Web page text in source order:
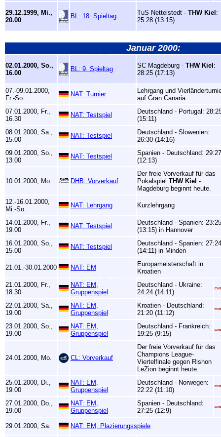
29.12.1999, Mi.,
20.00
BL: 18. Spieltag TuS Nettelstedt - THW Kiel :
25:28 (13:15)
Januar 2000:
02.01.2000, So.,
16.00
BL: 9. Spieltag SC Magdeburg - THW Kiel :
28:25 (17:13)
07.-09.01.2000,
Fr.-So.
NAT: Turnier
Lehrgang und
auf Gran Canaria
07.01.2000, Fr.,
16.30
NAT: Testspiel
Deutschland - Portugal:
(15:11)
08.01.2000, Sa.,
15.00
NAT: Testspiel
Deutschland - Slowenien:
26:30 (14:16)
09.01.2000, So.,
13.00
NAT: Testspiel
Spanien - Deutschland: 29:27
(12:13)
10.01.2000, Mo. DHB: Vorverkauf
Der freie Vorverkauf für das
Pokalspiel THW Kiel -
Magdeburg beginnt heute.
12.-16.01.2000,
Mi.-So.
NAT: Lehrgang Kurzlehrgang
14.01.2000, Fr.,
19.00
NAT: Testspiel
Deutschland - Spanien: 23:25
(13:15) in Hannover
16.01.2000, So.,
15.00
NAT: Testspiel
Deutschland - Spanien: 27:24
(14:11) in Minden
21.01.-30.01.2000 NAT: EM
Europameisterschaft in
Kroatien
21.01.2000, Fr.,
18.30
NAT: EM,
Gruppenspiel
Deutschland - Ukraine:
24:24 (14:11)
22.01.2000, Sa.,
19.00
NAT: EM,
Gruppenspiel
Kroatien - Deutschland:
21:20 (11:12)
23.01.2000, So.,
19.00
NAT: EM,
Gruppenspiel
Deutschland - Frankreich:
19:25 (9:15)
24.01.2000, Mo. CL: Vorverkauf
Der freie Vorverkauf für das
Champions League-
Viertelfinale gegen Rishon
LeZion beginnt heute.
25.01.2000, Di.,
19.00
NAT: EM,
Gruppenspiel
Deutschland - Norwegen:
22:22 (11:10)
27.01.2000, Do.,
19.00
NAT: EM,
Gruppenspiel
Spanien - Deutschland:
27:25 (12:9)
29.01.2000, Sa. NAT: EM, Plazierungsspiele